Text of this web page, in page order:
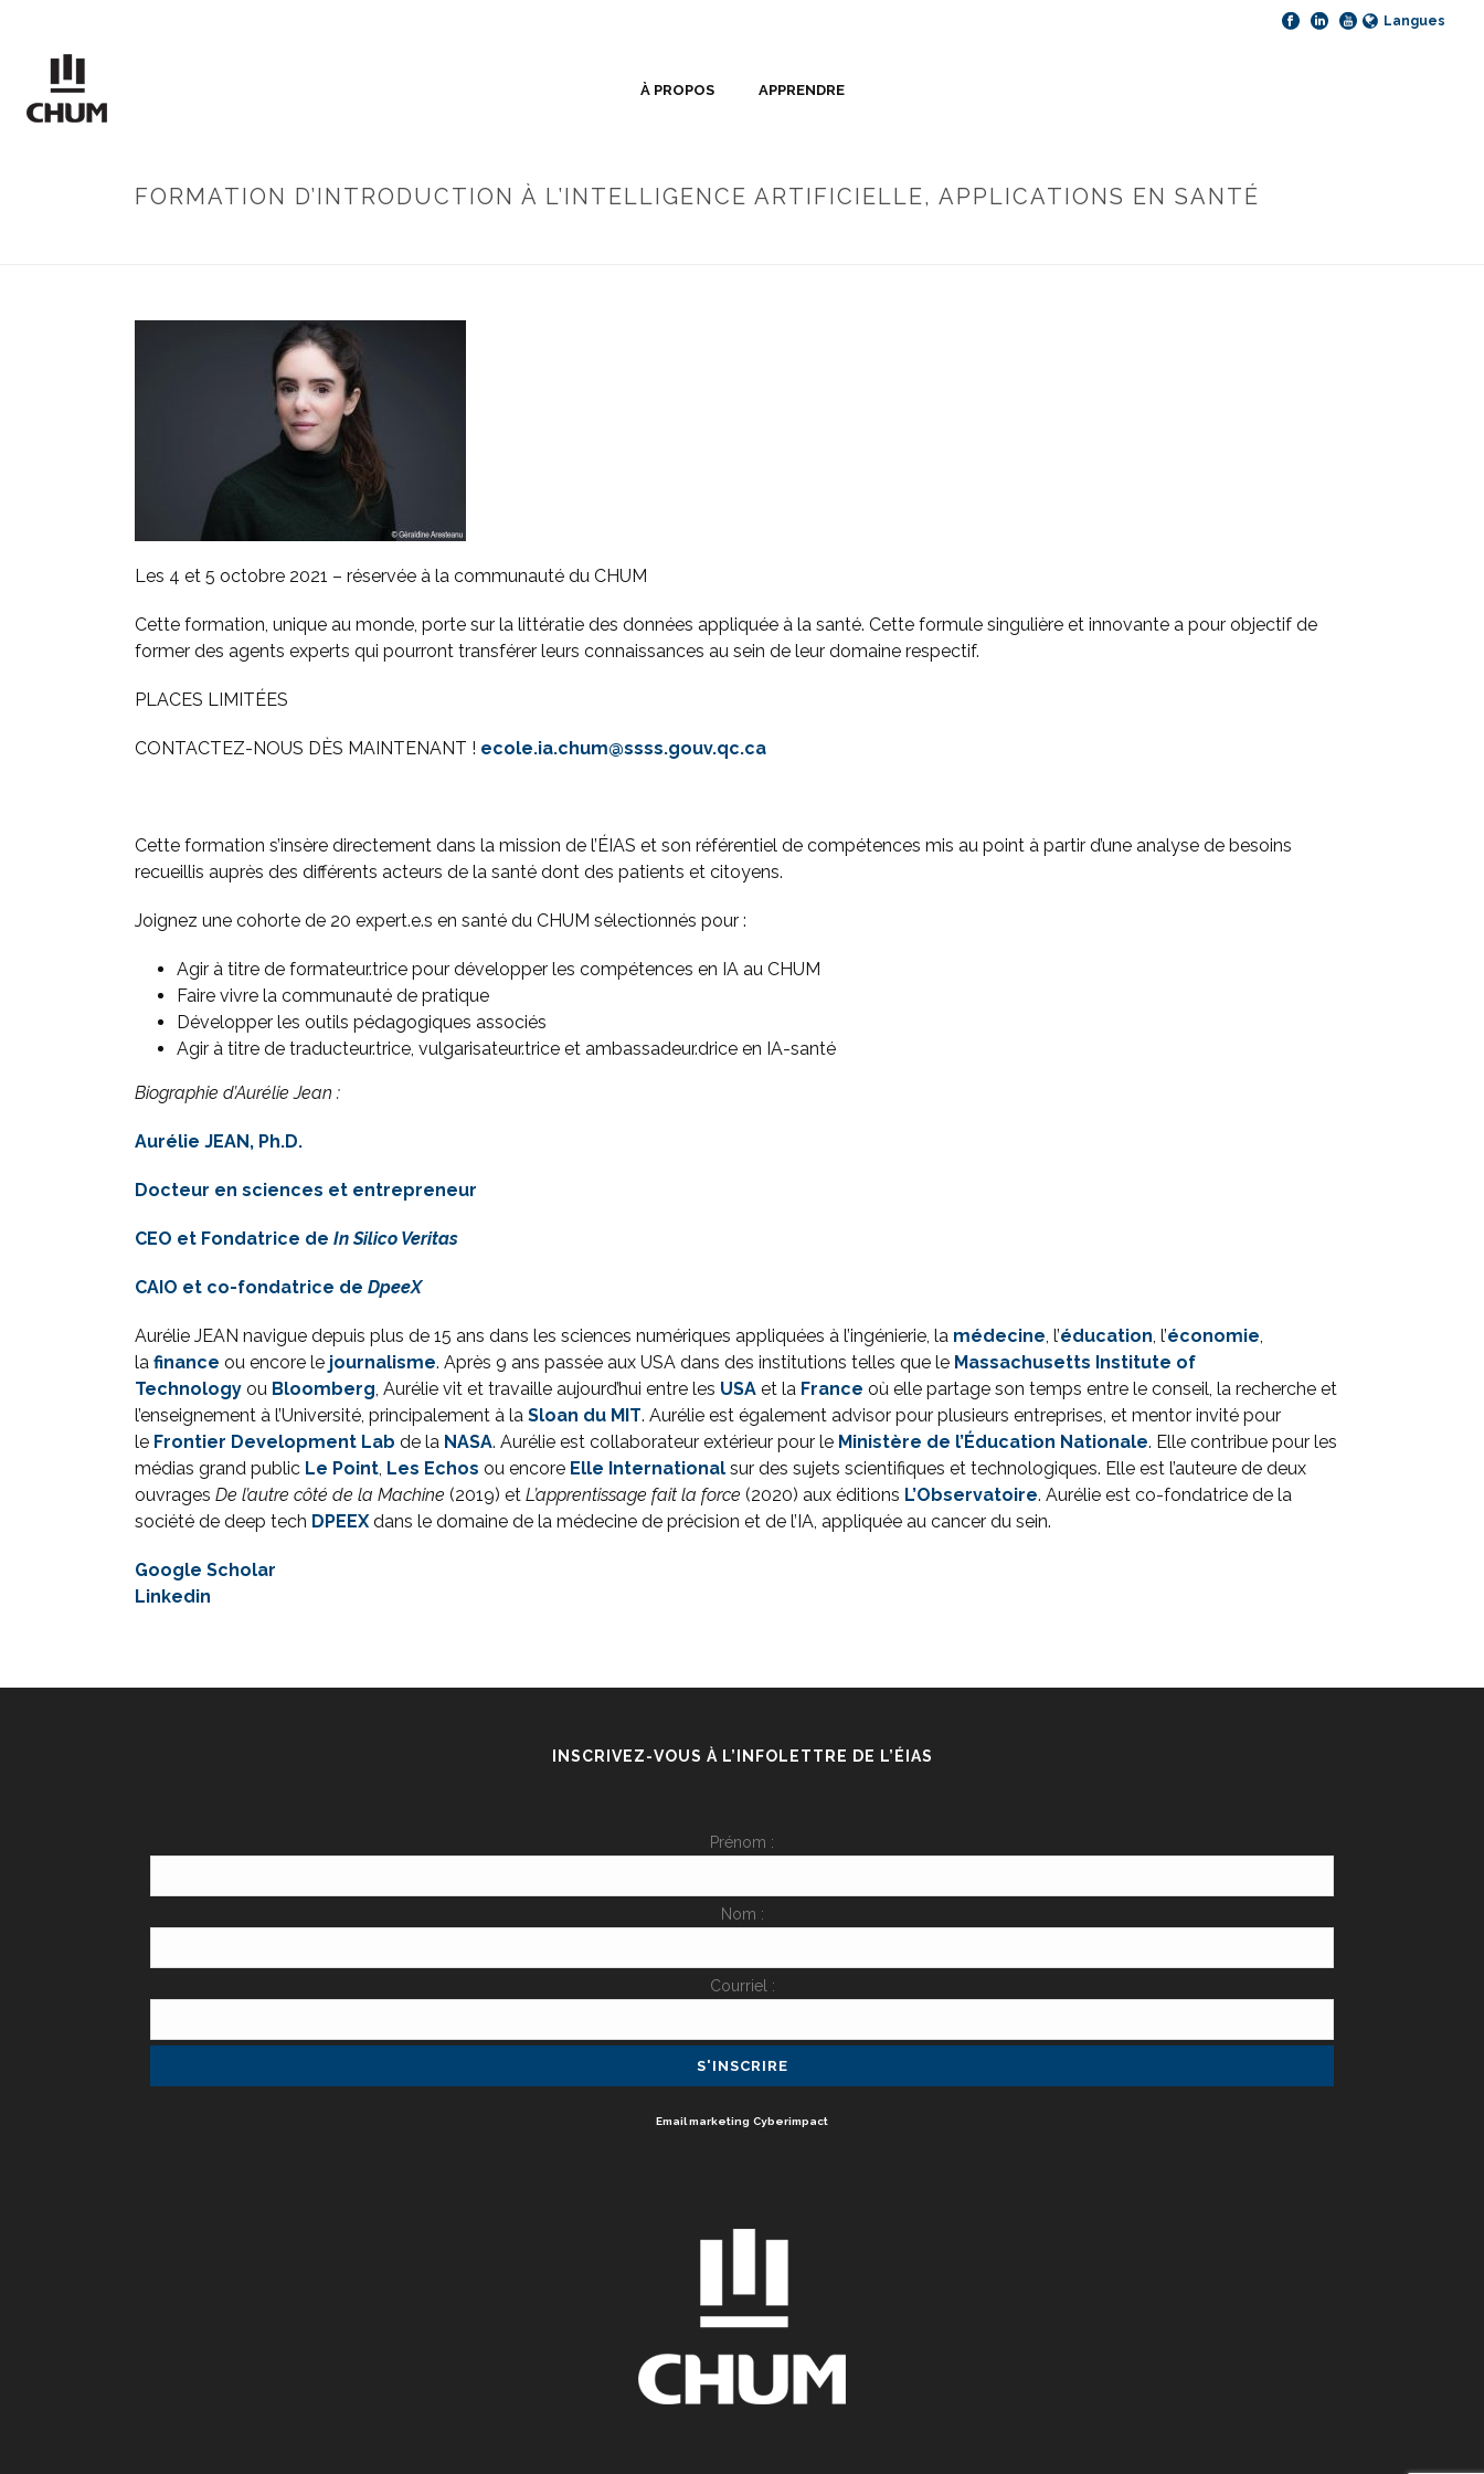
Langues
À PROPOS APPRENDRE
FORMATION D’INTRODUCTION À L’INTELLIGENCE ARTIFICIELLE, APPLICATIONS EN SANTÉ
Les 4 et 5 octobre 2021 – réservée à la communauté du CHUM
Cette formation, unique au monde, porte sur la littératie des données appliquée à la santé. Cette formule singulière et innovante a pour objectif de
former des agents experts qui pourront transférer leurs connaissances au sein de leur domaine respectif.
PLACES LIMITÉES
CONTACTEZ-NOUS DÈS MAINTENANT ! ecole.ia.chum@ssss.gouv.qc.ca
Cette formation s’insère directement dans la mission de l’ÉIAS et son référentiel de compétences mis au point à partir d’une analyse de besoins
recueillis auprès des différents acteurs de la santé dont des patients et citoyens.
Joignez une cohorte de 20 expert.e.s en santé du CHUM sélectionnés pour :
Agir à titre de formateur.trice pour développer les compétences en IA au CHUM
Faire vivre la communauté de pratique
Développer les outils pédagogiques associés
Agir à titre de traducteur.trice, vulgarisateur.trice et ambassadeur.drice en IA-santé
Biographie d’Aurélie Jean :
Aurélie JEAN, Ph.D.
Docteur en sciences et entrepreneur
CEO et Fondatrice de In Silico Veritas
CAIO et co-fondatrice de DpeeX
Aurélie JEAN navigue depuis plus de 15 ans dans les sciences numériques appliquées à l’ingénierie, la médecine, l’éducation, l’économie,
la finance ou encore le journalisme. Après 9 ans passée aux USA dans des institutions telles que le Massachusetts Institute of
Technology ou Bloomberg, Aurélie vit et travaille aujourd’hui entre les USA et la France où elle partage son temps entre le conseil, la recherche et
l’enseignement à l’Université, principalement à la Sloan du MIT. Aurélie est également advisor pour plusieurs entreprises, et mentor invité pour
le Frontier Development Lab de la NASA. Aurélie est collaborateur extérieur pour le Ministère de l’Éducation Nationale. Elle contribue pour les
médias grand public Le Point, Les Echos ou encore Elle International sur des sujets scientifiques et technologiques. Elle est l’auteure de deux
ouvrages De l’autre côté de la Machine (2019) et L’apprentissage fait la force (2020) aux éditions L’Observatoire. Aurélie est co-fondatrice de la
société de deep tech DPEEXdans le domaine de la médecine de précision et de l’IA, appliquée au cancer du sein.
Google Scholar
Linkedin
INSCRIVEZ-VOUS À L’INFOLETTRE DE L’ÉIAS
Prénom :
Nom :
Courriel :
Email marketing Cyberimpact